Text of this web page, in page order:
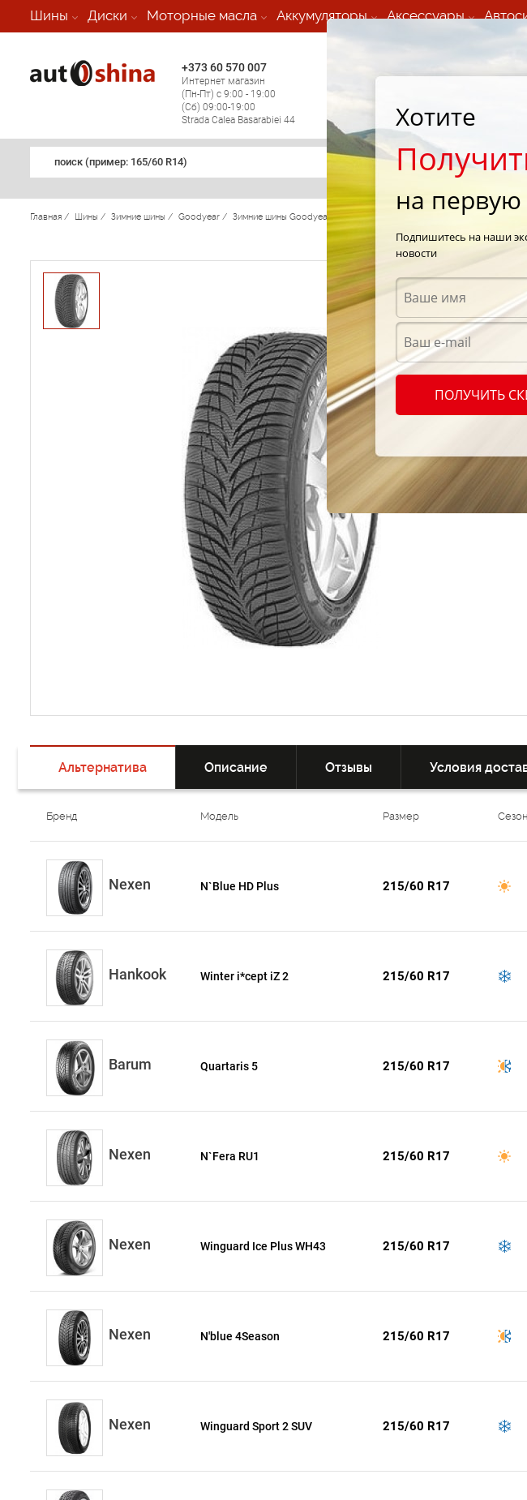
Шины Диски Моторные масла Аккумуляторы Аксессуары
+373 60 570 007
Интернет магазин
(Пн-Пт) с 9:00 - 19:00
(Сб) 09:00-19:00
Strada Calea Basarabiei 44
Мобильный шиномонтаж 24/7
поиск (примеp: 165/60 R14)
Главная / Шины / Зимние шины / Goodyear / Зимние шины Goodyear/ Ultra Grip 7+ Goodyear Ultra Grip 7+ 215/
Альтернатива Описание Отзывы Условия
Бренд Модель Размер
Nexen N`Blue HD Plus 215/60 R17
Hankook Winter i*cept iZ 2 215/60 R17
Barum Quartaris 5 215/60 R17
Nexen N`Fera RU1 215/60 R17
Nexen Winguard Ice Plus WH43 215/60 R17
Nexen N'blue 4Season 215/60 R17
Nexen Winguard Sport 2 SUV 215/60 R17
Хотите
на первую
Подпишитесь на наши
новости
ПОЛУЧИТЬ